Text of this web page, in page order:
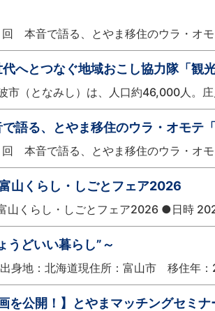
本音で語る、とやま移住のウラ・オ
へとつなぐ地域おこし協力隊「観
市（となみし）は、人口約46,000人。
で語る、とやま移住のウラ・オモ
本音で語る、とやま移住のウラ・オ
山くらし・しごとフェア2026
山くらし・しごとフェア2026 ●日時
うどいい暮らし”～
地：北海道現住所：富山市 移住年
を公開！】とやまマッチングセミ